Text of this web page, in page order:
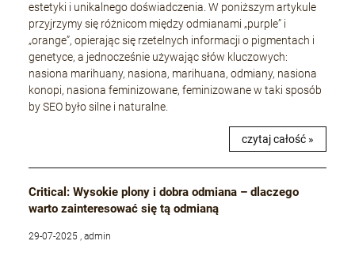
estetyki i unikalnego doświadczenia. W poniższym artykule
przyjrzymy się różnicom między odmianami „purple” i
„orange”, opierając się rzetelnych informacji o pigmentach i
genetyce, a jednocześnie używając słów kluczowych:
nasiona marihuany, nasiona, marihuana, odmiany, nasiona
konopi, nasiona feminizowane, feminizowane w taki sposób
by SEO było silne i naturalne.
czytaj całość »
Critical: Wysokie plony i dobra odmiana – dlaczego
warto zainteresować się tą odmianą
29-07-2025 , admin